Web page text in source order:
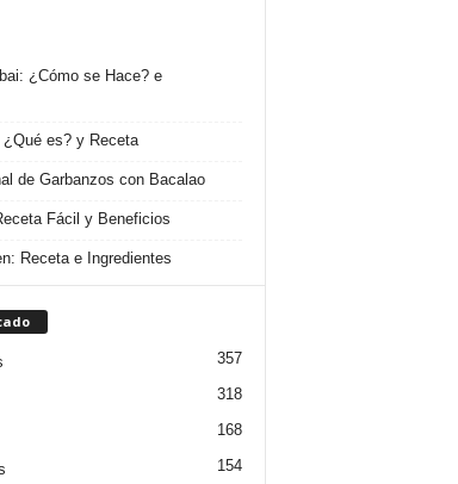
¿Cómo se Hace? e
es? y Receta
de Garbanzos con Bacalao
Fácil y Beneficios
Receta e Ingredientes
357
318
168
154